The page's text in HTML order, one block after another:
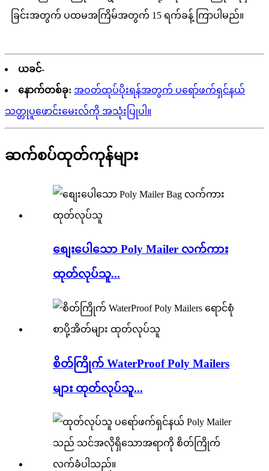
ခြင်းအတွက် ပထမအကြိမ်အတွက် 15 ရက်ခန့် ကြာပါမည်။
ယခင်-
နောက်တစ်ခု: အဝတ်ထုပ်ပိုးရန်အတွက် ပရော်ဖက်ရှင်နယ်
သတ္တုပူဖောင်းမေးလ်ကို အသုံးပြုပါ။
ဆက်စပ်ထုတ်ကုန်များ
စျေးပေါသော Poly Mailer လက်ကား
ထုတ်လုပ်သူ...
စိတ်ကြိုက် WaterProof Poly Mailers
များ ထုတ်လုပ်သူ...